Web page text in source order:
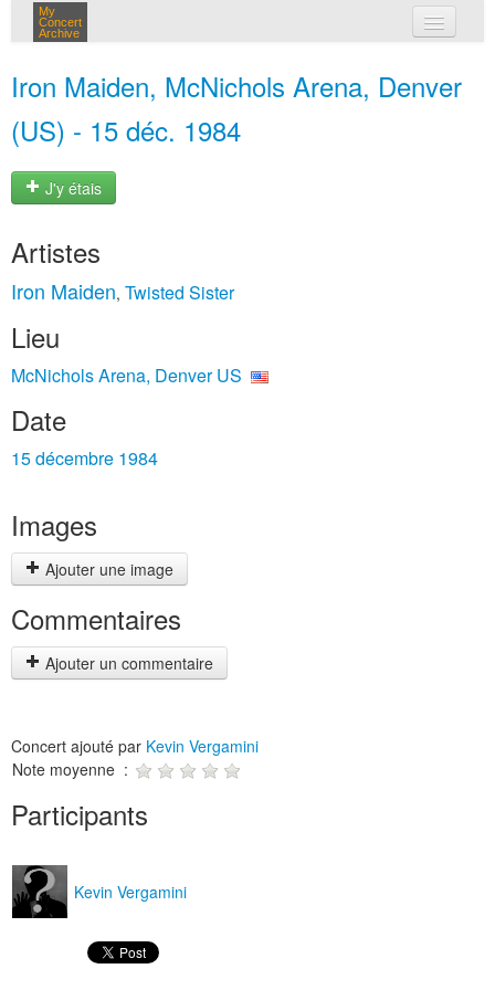
My
Concert
Archive
Iron Maiden, McNichols Arena, Denver
(US) - 15 déc. 1984
J'y étais
Artistes
Iron Maiden, Twisted Sister
Lieu
McNichols Arena, Denver US
Date
15 décembre 1984
Images
Ajouter une image
Commentaires
Ajouter un commentaire
Concert ajouté par Kevin Vergamini
Note moyenne :
Participants
Kevin Vergamini